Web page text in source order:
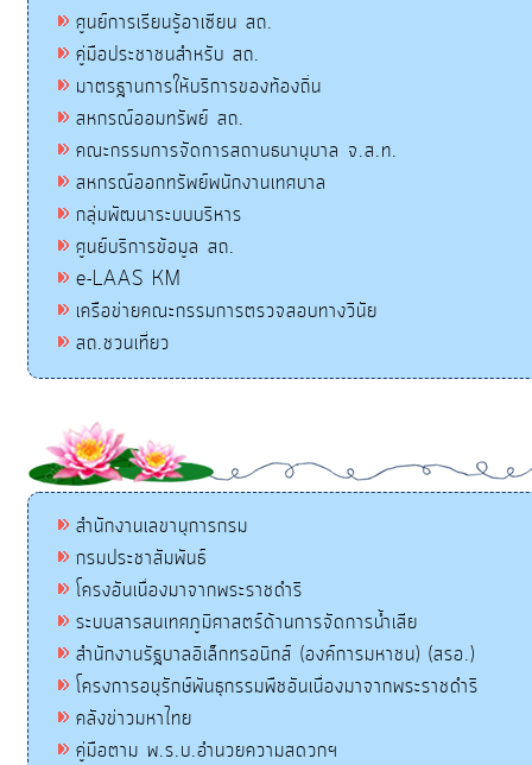
ศูนย์การเรียนรู้อาเซียน สถ.
คู่มือประชาชนสำหรับ สถ.
มาตรฐานการให้บริการของท้องถิ่น
สหกรณ์ออมทรัพย์ สถ.
คณะกรรมการจัดการสถานธนานุบาล จ.ส.ท.
สหกรณ์ออกทรัพย์พนักงานเทศบาล
กลุ่มพัฒนาระบบบริหาร
ศูนย์บริการข้อมูล สถ.
e-LAAS KM
เครือข่ายคณะกรรมการตรวจสอบทางวินัย
สถ.ชวนเที่ยว
สำนักงานเลขานุการกรม
กรมประชาสัมพันธ์
โครงอันเนื่องมาจากพระราชดำริ
ระบบสารสนเทศภูมิศาสตร์ด้านการจัดการน้ำเสีย
สำนักงานรัฐบาลอิเล็กทรอนิกส์ (องค์การมหาชน) (สรอ.)
โครงการอนุรักษ์พันธุกรรมพืชอันเนื่องมาจากพระราชดำริ
คลังข่าวมหาไทย
คู่มือตาม พ.ร.บ.อำนวยความสดวกฯ